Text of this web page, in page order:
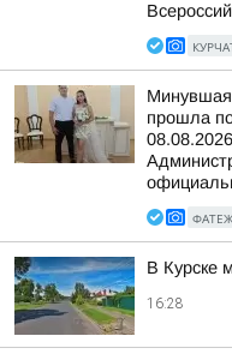
прошла
В Курске
16:28